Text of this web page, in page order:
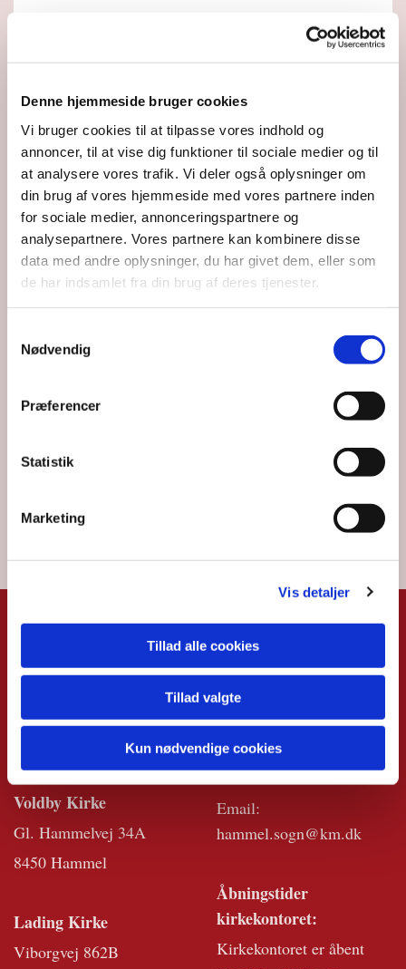
Denne hjemmeside bruger cookies
Vi bruger cookies til at tilpasse vores indhold og
annoncer, til at vise dig funktioner til sociale medier og til
at analysere vores trafik. Vi deler også oplysninger om
din brug af vores hjemmeside med vores partnere inden
for sociale medier, annonceringspartnere og
analysepartnere. Vores partnere kan kombinere disse
data med andre oplysninger, du har givet dem, eller som
de har indsamlet fra din brug af deres tjenester.
Nødvendig
Præferencer
Statistik
Marketing
Vis detaljer
Tillad alle cookies
Tillad valgte
Kun nødvendige cookies
Du vil måske også kunne lide...
Vestergade 9B
Voldby Kirke
Gl. Hammelvej 34A
8450 Hammel
Lading Kirke
Viborgvej 862B
KIRKEKONTO
RET
Vestergade 5 (Tinghuset)
8450 Hammel
Tlf:86 96 93 52
Email:
hammel.sogn@km.dk
Åbningstider
kirkekontoret:
Kirkekontoret er åbent